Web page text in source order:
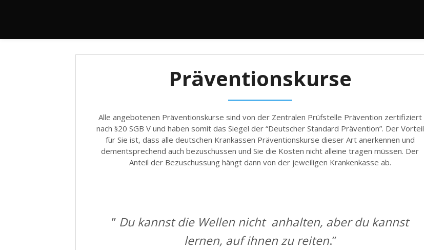
Präventionskurse
Alle angebotenen Präventionskurse sind von der Zentralen Prüfstelle Prävention zertifiziert
nach §20 SGB V und haben somit das Siegel der “Deutscher Standard Prävention”. Der Vorteil
für Sie ist, dass alle deutschen Krankassen Präventionskurse dieser Art anerkennen und
dementsprechend auch bezuschussen und Sie die Kosten nicht alleine tragen müssen. Der
Anteil der Bezuschussung hängt dann von der jeweiligen Krankenkasse ab.
” Du kannst die Wellen nicht anhalten, aber du kannst
lernen, auf ihnen zu reiten.”